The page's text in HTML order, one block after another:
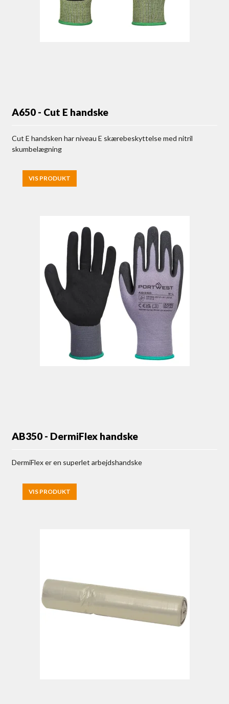
A650 - Cut E handske
Cut E handsken har niveau E skærebeskyttelse med nitril
skumbelægning
VIS PRODUKT
AB350 - DermiFlex handske
DermiFlex er en superlet arbejdshandske
VIS PRODUKT